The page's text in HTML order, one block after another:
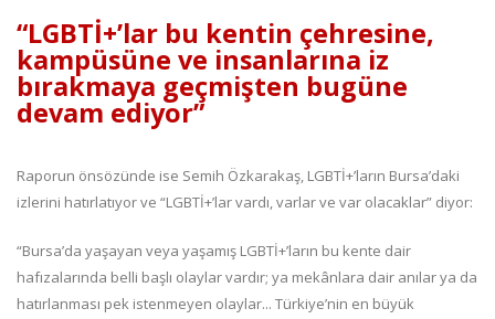
“LGBTİ+’lar bu kentin çehresine,
kampüsüne ve insanlarına iz
bırakmaya geçmişten bugüne
devam ediyor”
Raporun önsözünde ise Semih Özkarakaş, LGBTİ+’ların Bursa’daki
izlerini hatırlatıyor ve “LGBTİ+’lar vardı, varlar ve var olacaklar” diyor:
“Bursa’da yaşayan veya yaşamış LGBTİ+’ların bu kente dair
hafızalarında belli başlı olaylar vardır; ya mekânlara dair anılar ya da
hatırlanması pek istenmeyen olaylar... Türkiye’nin en büyük